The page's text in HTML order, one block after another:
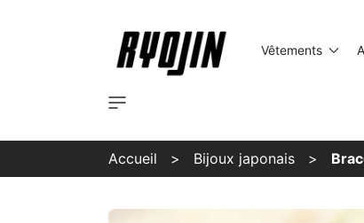
Vêtements
Accueil Bijoux japonais